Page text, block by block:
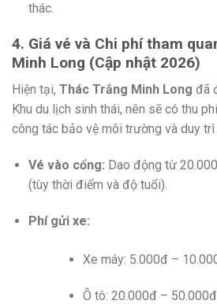
thác.
4. Giá vé và Chi phí tham
Minh Long (Cập nhật 2026)
Hiện tại, Thác Trắng Minh Long đã
Khu du lịch sinh thái, nên sẽ có thu
công tác bảo vệ môi trường và duy trì
Vé vào cổng: Dao động từ
(tùy thời điểm và độ tuổi).
Phí gửi xe:
Xe máy: 5.000đ –
Ô tô: 20.000đ –